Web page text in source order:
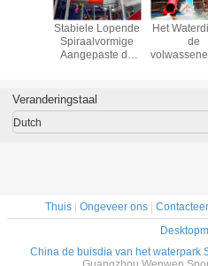
Stabiele Lopende
Spiraalvormige
Aangepaste de
Verrichting van
het Buiswater Dia
Het
de
Veranderingstaal
Dutch
Thuis| Ongeveer ons|
China de buisdia van het waterpark